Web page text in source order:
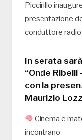
Piccirillo
presentazione
conduttore
In serata
“Onde Ribelli
con la
Maurizio
Cinema e
incontrano